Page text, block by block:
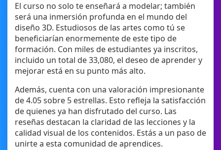
El curso no solo te enseñará a modelar; también
será una inmersión profunda en el mundo del
diseño 3D. Estudiosos de las artes como tú se
beneficiarían enormemente de este tipo de
formación. Con miles de estudiantes ya inscritos,
incluido un total de 33,080, el deseo de aprender y
mejorar está en su punto más alto.
Además, cuenta con una valoración impresionante
de 4.05 sobre 5 estrellas. Esto refleja la satisfacción
de quienes ya han disfrutado del curso. Las
reseñas destacan la claridad de las lecciones y la
calidad visual de los contenidos. Estás a un paso de
unirte a esta comunidad de aprendices.